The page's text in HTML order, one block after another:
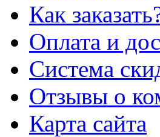
Как
Оплата и
Система
Отзывы о
Карта сайта